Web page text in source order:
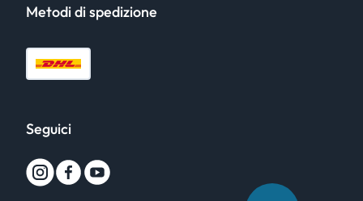
Metodi di spedizione
Seguici